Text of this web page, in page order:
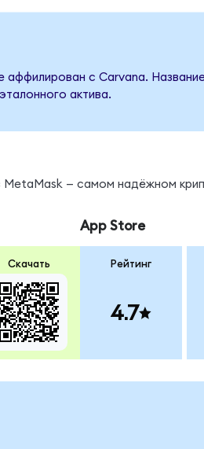
с Carvana.
актива.
MetaMask — самом надёжном
Скачать
App Store
Рейтинг
4.7